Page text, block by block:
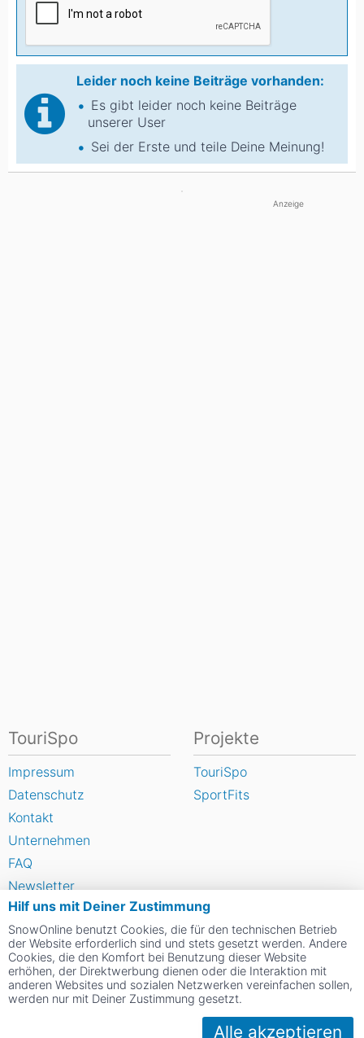
Leider noch keine Beiträge vorhanden:
Es gibt leider noch keine Beiträge
unserer User
Sei der Erste und teile Deine Meinung!
Anzeige
Hilf uns mit Deiner Zustimmung
SnowOnline benutzt Cookies, die für den technischen Betrieb
der Website erforderlich sind und stets gesetzt werden. Andere
Cookies, die den Komfort bei Benutzung dieser Website
erhöhen, der Direktwerbung dienen oder die Interaktion mit
anderen Websites und sozialen Netzwerken vereinfachen sollen,
werden nur mit Deiner Zustimmung gesetzt.
Alle akzeptieren
TouriSpo
Impressum
Datenschutz
Kontakt
Unternehmen
FAQ
Newsletter
Widget
Umfragen
Skigebiet bewerten
Projekte
TouriSpo
SportFits
Social Web